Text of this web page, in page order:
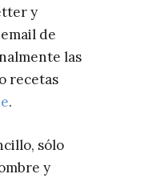
y
de
las
recetas
.
sólo
y